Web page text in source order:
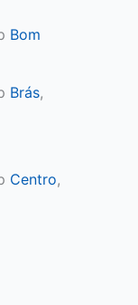
Bom
Brás,
Centro,